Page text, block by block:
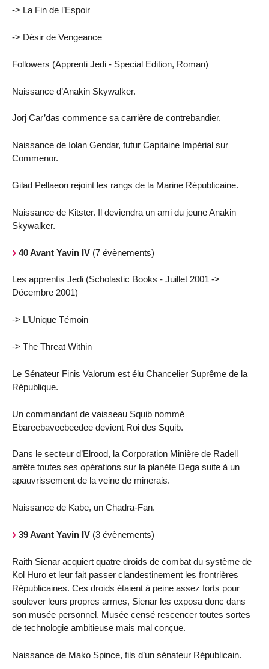
-> La Fin de l’Espoir
-> Désir de Vengeance
Followers (Apprenti Jedi - Special Edition, Roman)
Naissance d’Anakin Skywalker.
Jorj Car’das commence sa carrière de contrebandier.
Naissance de Iolan Gendar, futur Capitaine Impérial sur
Commenor.
Gilad Pellaeon rejoint les rangs de la Marine Républicaine.
Naissance de Kitster. Il deviendra un ami du jeune Anakin
Skywalker.
40 Avant Yavin IV (7 évènements)
Les apprentis Jedi (Scholastic Books - Juillet 2001 ->
Décembre 2001)
-> L’Unique Témoin
-> The Threat Within
Le Sénateur Finis Valorum est élu Chancelier Suprême de la
République.
Un commandant de vaisseau Squib nommé
Ebareebaveebeedee devient Roi des Squib.
Dans le secteur d’Elrood, la Corporation Minière de Radell
arrête toutes ses opérations sur la planète Dega suite à un
apauvrissement de la veine de minerais.
Naissance de Kabe, un Chadra-Fan.
39 Avant Yavin IV (3 évènements)
Raith Sienar acquiert quatre droids de combat du système de
Kol Huro et leur fait passer clandestinement les frontrières
Républicaines. Ces droids étaient à peine assez forts pour
soulever leurs propres armes, Sienar les exposa donc dans
son musée personnel. Musée censé rescencer toutes sortes
de technologie ambitieuse mais mal conçue.
Naissance de Mako Spince, fils d’un sénateur Républicain.